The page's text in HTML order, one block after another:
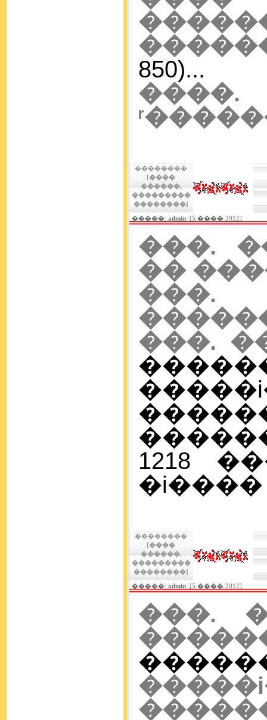
850)...
��������
[����
������,
���������
��������]
�����: admin [5 ���� 2012]
���.
��
���.
1218
�i����
��������
[����
������,
���������
��������]
�����: admin [5 ���� 2012]
���.